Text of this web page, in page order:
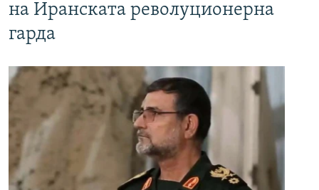
на Иранската револуционерна
гарда